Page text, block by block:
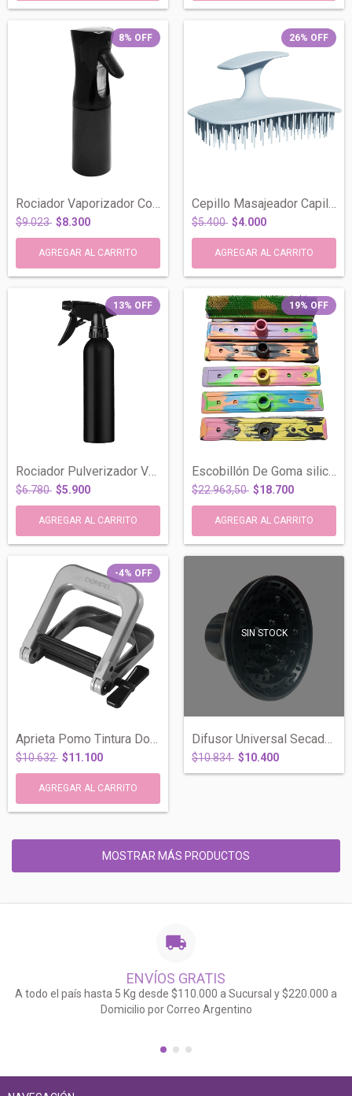
8% OFF
Rociador Vaporizador Continuo Peluqueria...
$9.023 $8.300
26% OFF
Cepillo Masajeador Capilar Desenredante...
$5.400 $4.000
13% OFF
Rociador Pulverizador Vaporizador Metal...
$6.780 $5.900
19% OFF
Escobillón De Goma siliconado Atrapa Pel...
$22.963,50 $18.700
-4% OFF
Aprieta Pomo Tintura Dompel Plástico Pel...
$10.632 $11.100
SIN STOCK
Difusor Universal Secador Pelo 15cm Diam...
$10.834 $10.400
MOSTRAR MÁS PRODUCTOS
ENVÍOS GRATIS
A todo el país hasta 5 Kg desde $110.000 a Sucursal y $220.000 a
Domicilio por Correo Argentino